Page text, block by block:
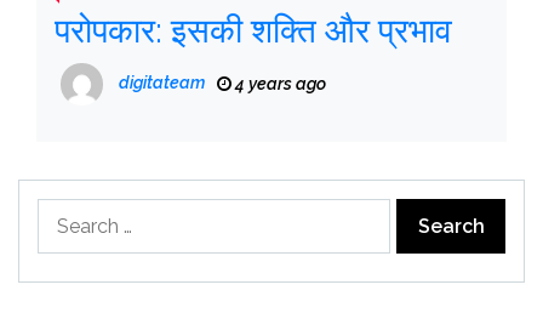
परोपकार: इसकी शक्ति और प्रभाव
digitateam 4 years ago
for: